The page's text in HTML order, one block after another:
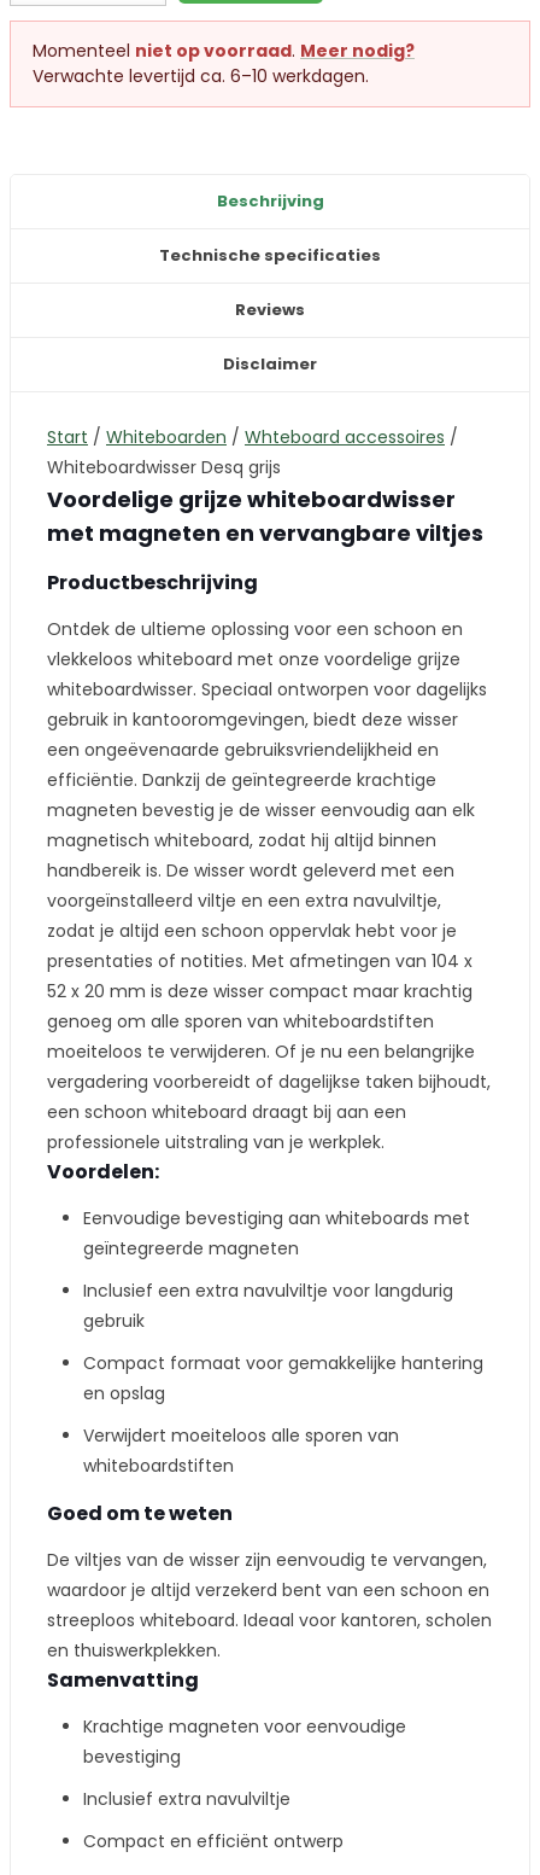
Momenteel niet op voorraad. Meer nodig?
Verwachte levertijd ca. 6–10 werkdagen.
Beschrijving
Technische specificaties
Reviews
Disclaimer
Start / Whiteboarden / Whteboard accessoires /
Whiteboardwisser Desq grijs
Voordelige grijze whiteboardwisser
met magneten en vervangbare viltjes
Productbeschrijving
Ontdek de ultieme oplossing voor een schoon en
vlekkeloos whiteboard met onze voordelige grijze
whiteboardwisser. Speciaal ontworpen voor dagelijks
gebruik in kantooromgevingen, biedt deze wisser
een ongeëvenaarde gebruiksvriendelijkheid en
efficiëntie. Dankzij de geïntegreerde krachtige
magneten bevestig je de wisser eenvoudig aan elk
magnetisch whiteboard, zodat hij altijd binnen
handbereik is. De wisser wordt geleverd met een
voorgeïnstalleerd viltje en een extra navulviltje,
zodat je altijd een schoon oppervlak hebt voor je
presentaties of notities. Met afmetingen van 104 x
52 x 20 mm is deze wisser compact maar krachtig
genoeg om alle sporen van whiteboardstiften
moeiteloos te verwijderen. Of je nu een belangrijke
vergadering voorbereidt of dagelijkse taken bijhoudt,
een schoon whiteboard draagt bij aan een
professionele uitstraling van je werkplek.
Voordelen:
Eenvoudige bevestiging aan whiteboards met
geïntegreerde magneten
Inclusief een extra navulviltje voor langdurig
gebruik
Compact formaat voor gemakkelijke hantering
en opslag
Verwijdert moeiteloos alle sporen van
whiteboardstiften
Goed om te weten
De viltjes van de wisser zijn eenvoudig te vervangen,
waardoor je altijd verzekerd bent van een schoon en
streeploos whiteboard. Ideaal voor kantoren, scholen
en thuiswerkplekken.
Samenvatting
Krachtige magneten voor eenvoudige
bevestiging
Inclusief extra navulviltje
Compact en efficiënt ontwerp